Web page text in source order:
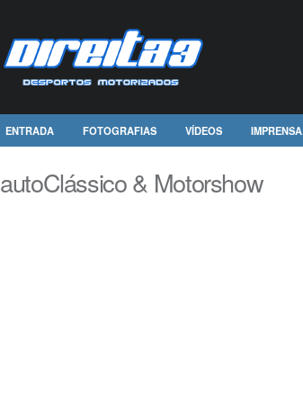
ENTRADA FOTOGRAFIAS VÍDEOS IMPRENSA
autoClássico & Motorshow